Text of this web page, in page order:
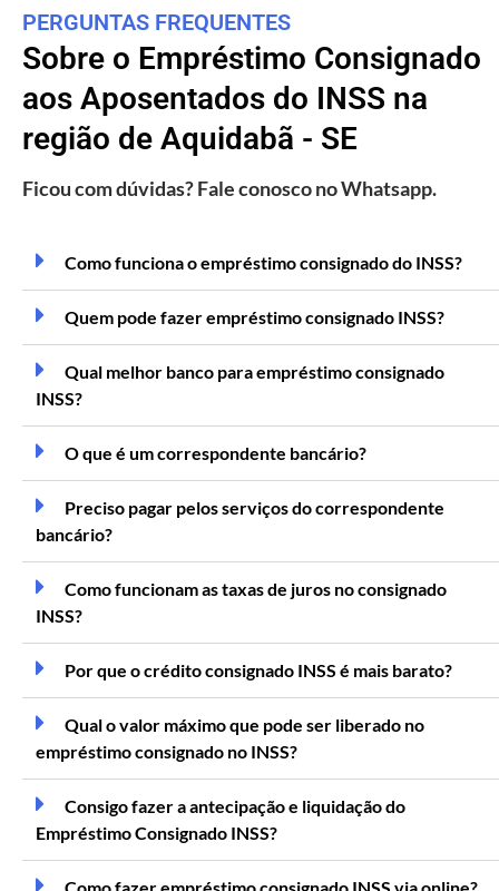
PERGUNTAS FREQUENTES
Sobre o Empréstimo Consignado
aos Aposentados do INSS na
região de Aquidabã - SE
Ficou com dúvidas? Fale conosco no Whatsapp.
Como funciona o empréstimo consignado do INSS?
Quem pode fazer empréstimo consignado INSS?
Qual melhor banco para empréstimo consignado
INSS?
O que é um correspondente bancário?
Preciso pagar pelos serviços do correspondente
bancário?
Como funcionam as taxas de juros no consignado
INSS?
Por que o crédito consignado INSS é mais barato?
Qual o valor máximo que pode ser liberado no
empréstimo consignado no INSS?
Consigo fazer a antecipação e liquidação do
Empréstimo Consignado INSS?